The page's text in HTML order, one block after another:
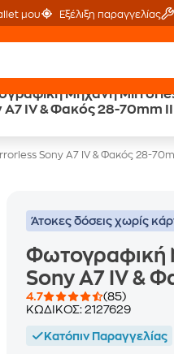
μου Εξέλιξη παραγγελίας
Μηχανή
A7 IV & Φακός 28-70mm II
Public
Sony A7 IV & Φακός 28-
Άτοκες δόσεις χωρίς
Φωτογραφική
Sony A7 IV &
4.7
(85)
ΚΩΔΙΚΟΣ:2127629
Κατόπιν Παραγγελίας